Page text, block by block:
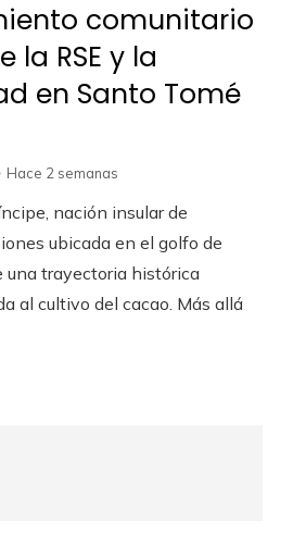
comunitario
la RSE y la
en Santo Tomé
Hace 2 semanas
nación insular de
ubicada en el golfo de
una trayectoria histórica
al cultivo del cacao. Más allá